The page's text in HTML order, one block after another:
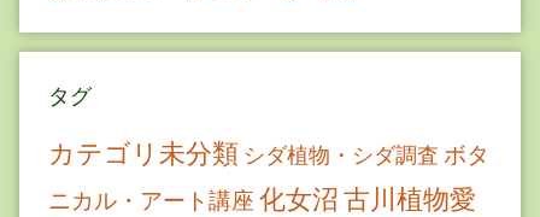
タグ
カテゴリ未分類 シダ植物・シダ調査 ボタ
ニカル・アート講座 化女沼古川植物愛